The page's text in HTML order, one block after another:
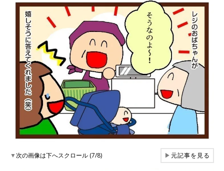
▼次の画像は下へスクロール (7/8) ▶元記事を見る